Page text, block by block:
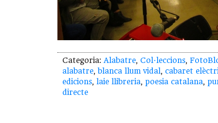
Categoria: Alabatre, Col·leccions,
alabatre,blanca llum vidal, cabaret
edicions, laie llibreria, poesia catalana,
directe